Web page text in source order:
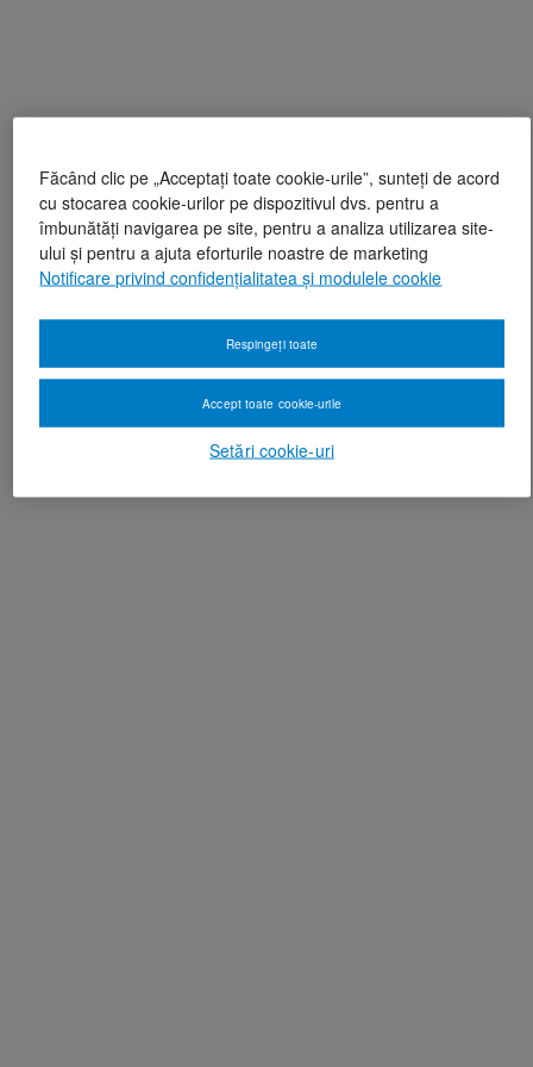
Făcând clic pe „Acceptați toate cookie-urile”, sunteți de acord
cu stocarea cookie-urilor pe dispozitivul dvs. pentru a
îmbunătăți navigarea pe site, pentru a analiza utilizarea site-
ului și pentru a ajuta eforturile noastre de marketing
Notificare privind confidențialitatea și modulele cookie
Setări cookie-uri
Respingeți toate
Accept toate cookie-urile